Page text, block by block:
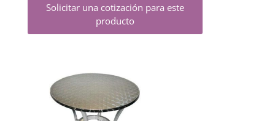
Solicitar una cotización para este
producto